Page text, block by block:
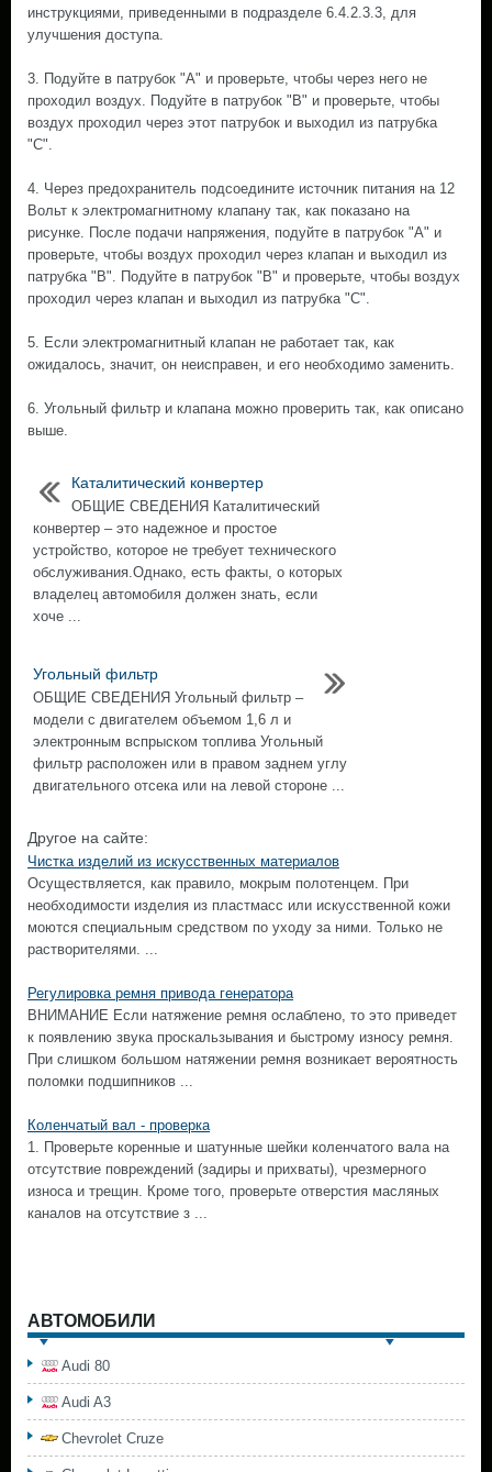
инструкциями, приведенными в подразделе 6.4.2.3.3, для
улучшения доступа.
3. Подуйте в патрубок "А" и проверьте, чтобы через него не
проходил воздух. Подуйте в патрубок "В" и проверьте, чтобы
воздух проходил через этот патрубок и выходил из патрубка
"С".
4. Через предохранитель подсоедините источник питания на 12
Вольт к электромагнитному клапану так, как показано на
рисунке. После подачи напряжения, подуйте в патрубок "А" и
проверьте, чтобы воздух проходил через клапан и выходил из
патрубка "В". Подуйте в патрубок "В" и проверьте, чтобы воздух
проходил через клапан и выходил из патрубка "С".
5. Если электромагнитный клапан не работает так, как
ожидалось, значит, он неисправен, и его необходимо заменить.
6. Угольный фильтр и клапана можно проверить так, как описано
выше.
Каталитический конвертер
ОБЩИЕ СВЕДЕНИЯ Каталитический
конвертер – это надежное и простое
устройство, которое не требует технического
обслуживания.Однако, есть факты, о которых
владелец автомобиля должен знать, если
хоче ...
Угольный фильтр
ОБЩИЕ СВЕДЕНИЯ Угольный фильтр –
модели с двигателем объемом 1,6 л и
электронным вспрыском топлива Угольный
фильтр расположен или в правом заднем углу
двигательного отсека или на левой стороне ...
Другое на сайте:
Чистка изделий из искусственных материалов
Осуществляется, как правило, мокрым полотенцем. При
необходимости изделия из пластмасс или искусственной кожи
моются специальным средством по уходу за ними. Только не
растворителями. ...
Регулировка ремня привода генератора
ВНИМАНИЕ Если натяжение ремня ослаблено, то это приведет
к появлению звука проскальзывания и быстрому износу ремня.
При слишком большом натяжении ремня возникает вероятность
поломки подшипников ...
Коленчатый вал - проверка
1. Проверьте коренные и шатунные шейки коленчатого вала на
отсутствие повреждений (задиры и прихваты), чрезмерного
износа и трещин. Кроме того, проверьте отверстия масляных
каналов на отсутствие з ...
АВТОМОБИЛИ
Audi 80
Audi A3
Chevrolet Cruze